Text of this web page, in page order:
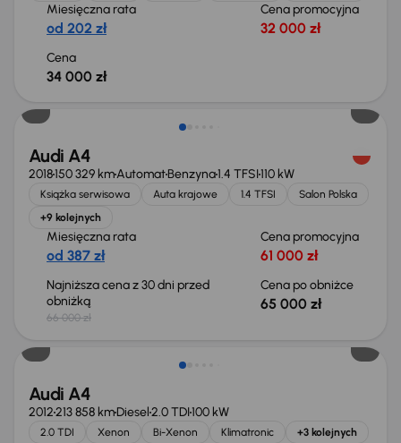
Miesięczna rata
od 202 zł
Cena promocyjna
32 000 zł
Cena
34 000 zł
Audi A4
2018150 329 kmAutomatBenzyna1.4 TFSI110 kW
Książka serwisowa Auta krajowe 1.4 TFSI
Salon Polska
+9 kolejnych
Miesięczna rata
od 387 zł
Cena promocyjna
61 000 zł
Najniższa cena z 30 dni przed
obniżką
66 000 zł
Cena po obniżce
65 000 zł
Audi A4
2012213 858 kmDiesel2.0 TDI100 kW
2.0 TDI Xenon Bi-Xenon Klimatronic +3 kolejnych